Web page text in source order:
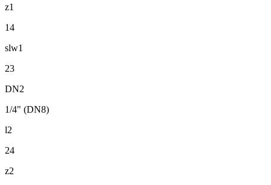
z1
14
slw1
23
DN2
1/4" (DN8)
l2
24
z2